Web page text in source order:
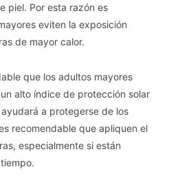
sharing to third parties, or
or sensitive information for
use the below opt-out
you may continue seeing
personal information utilized by
to third parties prior to
opt-out of the further
by third parties on the
This information may
parties on the
piel. Por esta razón es
eviten la exposición
de mayor calor.
que los adultos mayores
alto índice de protección solar
a protegerse de los
recomendable que apliquen el
especialmente si están